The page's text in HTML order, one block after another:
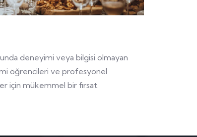
deneyimi veya bilgisi olmayan
öğrencileri ve profesyonel
için mükemmel bir fırsat.